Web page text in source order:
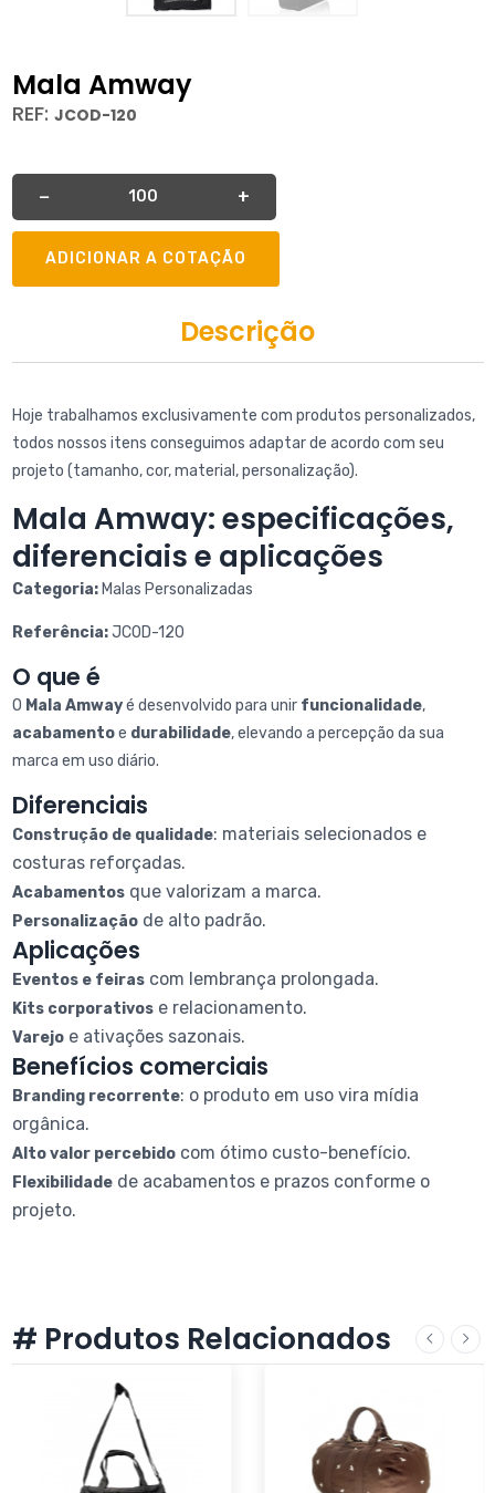
Mala Amway
REF: JCOD-120
−
Quantidade +
ADICIONAR A COTAÇÃO
Descrição
Hoje trabalhamos exclusivamente com produtos personalizados,
todos nossos itens conseguimos adaptar de acordo com seu
projeto (tamanho, cor, material, personalização).
Mala Amway: especificações,
diferenciais e aplicações
Categoria:Malas Personalizadas
Referência:JCOD-120
O que é
O Mala Amwayé desenvolvido para unir funcionalidade,
acabamentoe durabilidade, elevando a percepção da sua
marca em uso diário.
Diferenciais
Construção de qualidade: materiais selecionados e
costuras reforçadas.
Acabamentosque valorizam a marca.
Personalizaçãode alto padrão.
Aplicações
Eventos e feirascom lembrança prolongada.
Kits corporativose relacionamento.
Varejoe ativações sazonais.
Benefícios comerciais
Branding recorrente: o produto em uso vira mídia
orgânica.
Alto valor percebidocom ótimo custo-benefício.
Flexibilidadede acabamentos e prazos conforme o
projeto.
# Produtos Relacionados